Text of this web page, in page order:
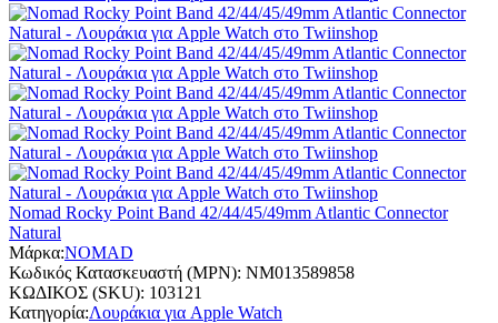
Nomad Rocky Point Band 42/44/45/49mm Atlantic Connector
Natural
Μάρκα:NOMAD
Κωδικός Κατασκευαστή (MPN): NM013589858
ΚΩΔΙΚΟΣ (SKU): 103121
Κατηγορία:Λουράκια για Apple Watch